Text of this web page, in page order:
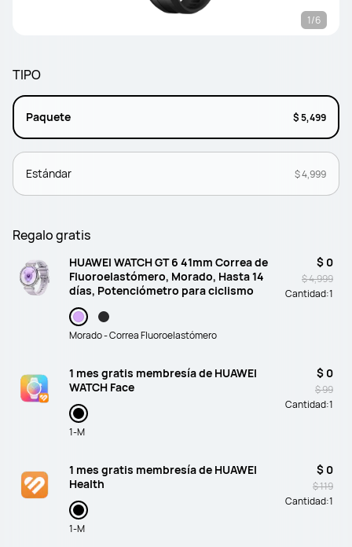
1/6
TIPO
Paquete $ 5,499
Estándar $ 4,999
Regalo gratis
HUAWEI WATCH GT 6 41mm Correa de
Fluoroelastómero, Morado, Hasta 14
días, Potenciómetro para ciclismo
Morado - Correa Fluoroelastómero
$ 0
$ 4,999
Cantidad:1
1 mes gratis membresía de HUAWEI
WATCH Face
1-M
$ 0
$ 99
Cantidad:1
1 mes gratis membresía de HUAWEI
Health
1-M
$ 0
$ 119
Cantidad:1